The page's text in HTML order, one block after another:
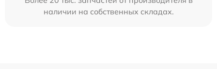
наличии на собственных складах.